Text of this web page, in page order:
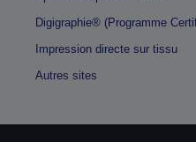
Digigraphie® (Programme
Impression directe sur tissu
Autres sites